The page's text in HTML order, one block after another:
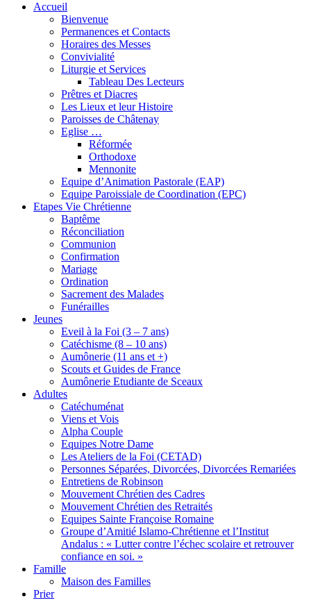
remonterAccueil
Bienvenue
Permanences et Contacts
Horaires des Messes
Convivialité
Liturgie et Services
Tableau Des Lecteurs
Prêtres et Diacres
Les Lieux et leur Histoire
Paroisses de Châtenay
Eglise …
Réformée
Orthodoxe
Mennonite
Equipe d’Animation Pastorale (EAP)
Equipe Paroissiale de Coordination (EPC)
Etapes Vie Chrétienne
Baptême
Réconciliation
Communion
Confirmation
Mariage
Ordination
Sacrement des Malades
Funérailles
Jeunes
Eveil à la Foi (3 – 7 ans)
Catéchisme (8 – 10 ans)
Aumônerie (11 ans et +)
Scouts et Guides de France
Aumônerie Etudiante de Sceaux
Adultes
Catéchuménat
Viens et Vois
Alpha Couple
Equipes Notre Dame
Les Ateliers de la Foi (CETAD)
Personnes Séparées, Divorcées, Divorcées Remariées
Entretiens de Robinson
Mouvement Chrétien des Cadres
Mouvement Chrétien des Retraités
Equipes Sainte Françoise Romaine
Groupe d’Amitié Islamo-Chrétienne et l’Institut
Andalus : « Lutter contre l’échec scolaire et retrouver
confiance en soi. »
Famille
Maison des Familles
Prier